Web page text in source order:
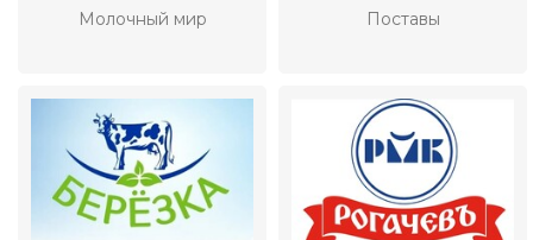
Молочный мир Поставы